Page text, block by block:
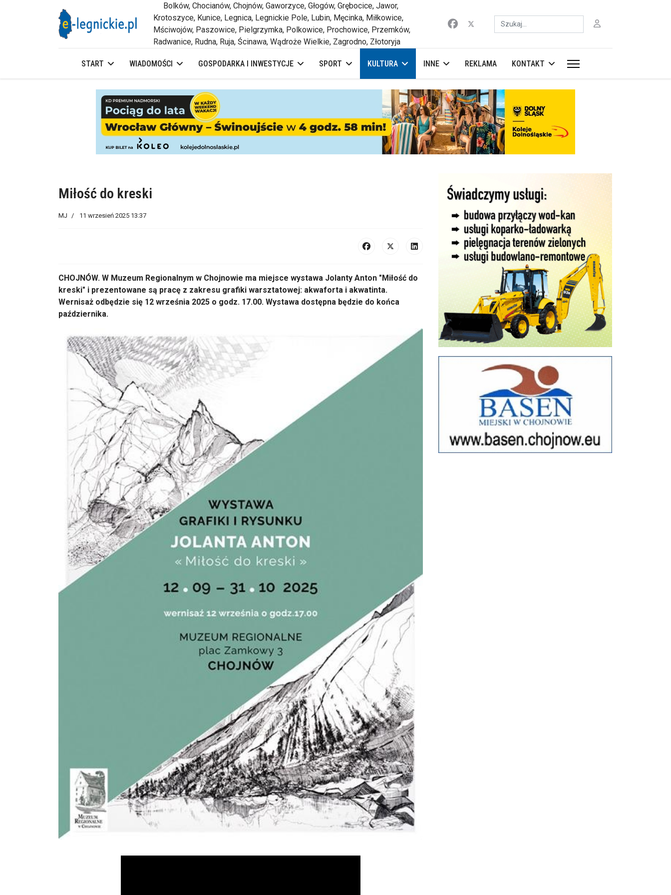
Bolków, Chocianów, Chojnów, Gaworzyce, Głogów, Grębocice, Jawor,
Krotoszyce, Kunice, Legnica, Legnickie Pole, Lubin, Męcinka, Miłkowice,
Mściwojów, Paszowice, Pielgrzymka, Polkowice, Prochowice, Przemków,
Radwanice, Rudna, Ruja, Ścinawa, Wądroże Wielkie, Zagrodno, Złotoryja
Szukaj
START WIADOMOŚCI GOSPODARKA I INWESTYCJE SPORT KULTURA INNE REKLAMA KONTAKT
Miłość do kreski
MJ 11 wrzesień 2025 13:37
CHOJNÓW. W Muzeum Regionalnym w Chojnowie ma miejsce wystawa Jolanty Anton "Miłość do
kreski" i prezentowane są pracę z zakresu grafiki warsztatowej: akwaforta i akwatinta.
Wernisaż odbędzie się 12 września 2025 o godz. 17.00. Wystawa dostępna będzie do końca
października.